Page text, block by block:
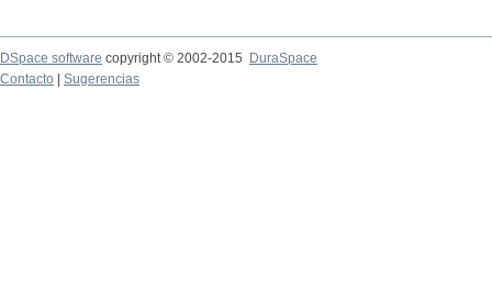
DSpace software copyright © 2002-2015
DuraSpace
Contacto
Sugerencias